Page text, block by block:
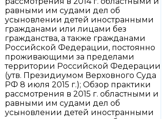
равными им судами дел об
усыновлении детей иностранными
гражданами или лицами без
гражданства, а также гражданами
Российской Федерации, постоянно
проживающими за пределами
территории Российской Федерации
(утв. Президиумом Верховного Суда
РФ 8 июля 2015 г.); Обзор практики
рассмотрения в 2015 г. областными и
равными им судами дел об
усыновлении детей иностранными